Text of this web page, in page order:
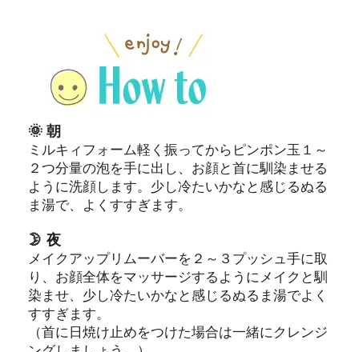
🌞 朝
ミルキィフォーム軽く振ってからピンポン玉１～
２つ分量の泡を手に出し、お顔と首に馴染ませる
ように洗顔します。少し冷たいかなと感じるぬる
ま湯で、よくすすぎます。
🌛 夜
メイクアップリムーバーを２～３プッシュ手に取
り、お顔全体をマッサージするようにメイクと馴
染ませ、少し冷たいかなと感じるぬるま湯でよく
すすぎます。
（首に日焼け止めをつけた場合は一緒にクレンジ